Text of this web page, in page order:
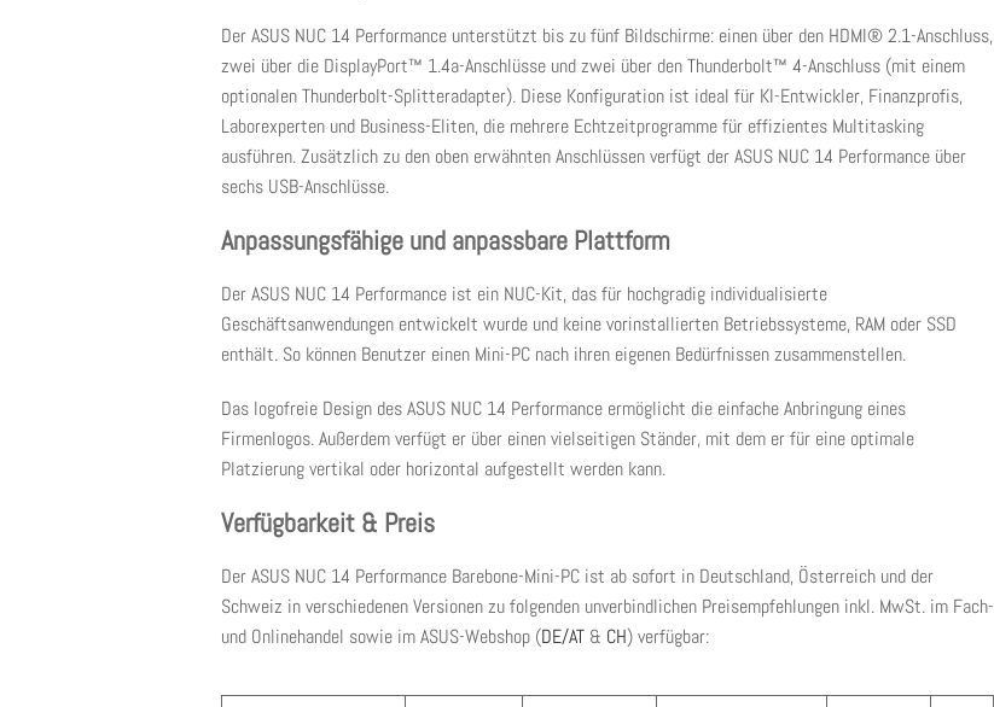
Der ASUS NUC 14 Performance unterstützt bis zu fünf Bildschirme: einen über den HDMI® 2.1-Anschluss,
zwei über die DisplayPort™ 1.4a-Anschlüsse und zwei über den Thunderbolt™ 4-Anschluss (mit einem
optionalen Thunderbolt-Splitteradapter). Diese Konfiguration ist ideal für KI-Entwickler, Finanzprofis,
Laborexperten und Business-Eliten, die mehrere Echtzeitprogramme für effizientes Multitasking
ausführen. Zusätzlich zu den oben erwähnten Anschlüssen verfügt der ASUS NUC 14 Performance über
sechs USB-Anschlüsse.
Anpassungsfähige und anpassbare Plattform
Der ASUS NUC 14 Performance ist ein NUC-Kit, das für hochgradig individualisierte
Geschäftsanwendungen entwickelt wurde und keine vorinstallierten Betriebssysteme, RAM oder SSD
enthält. So können Benutzer einen Mini-PC nach ihren eigenen Bedürfnissen zusammenstellen.
Das logofreie Design des ASUS NUC 14 Performance ermöglicht die einfache Anbringung eines
Firmenlogos. Außerdem verfügt er über einen vielseitigen Ständer, mit dem er für eine optimale
Platzierung vertikal oder horizontal aufgestellt werden kann.
Verfügbarkeit & Preis
Der ASUS NUC 14 Performance Barebone-Mini-PC ist ab sofort in Deutschland, Österreich und der
Schweiz in verschiedenen Versionen zu folgenden unverbindlichen Preisempfehlungen inkl. MwSt. im Fach-
und Onlinehandel sowie im ASUS-Webshop (DE/AT & CH) verfügbar: